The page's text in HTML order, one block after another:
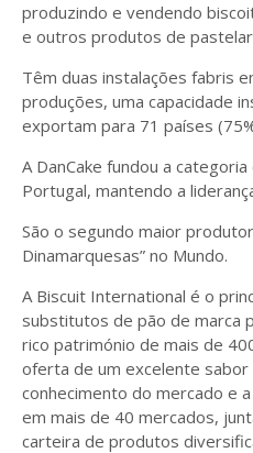
produzindo e vendendo
e outros produtos de
Têm duas instalações fabris
produções, uma capacidade
exportam para 71 países
A DanCake fundou a
Portugal, mantendo a
São o segundo maior
Dinamarquesas” no Mundo.
A Biscuit International é o
substitutos de pão de marca
rico património de mais de
oferta de um excelente sabor
conhecimento do mercado e
em mais de 40 mercados,
carteira de produtos